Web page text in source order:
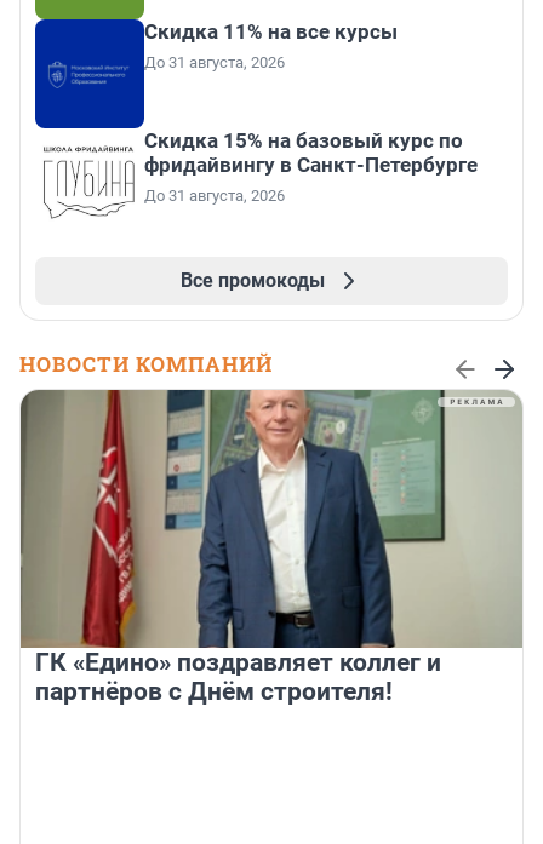
Скидка 11% на все курсы
До 31 августа, 2026
Скидка 15% на базовый курс по
фридайвингу в Санкт-Петербурге
До 31 августа, 2026
Все промокоды
НОВОСТИ КОМПАНИЙ
ГК «Едино» поздравляет коллег и
партнёров с Днём строителя!